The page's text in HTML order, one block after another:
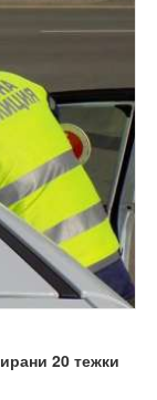
20 тежки